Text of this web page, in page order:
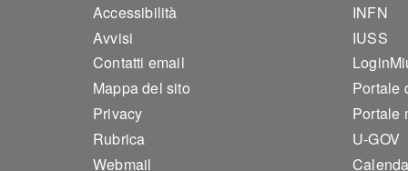
Accessibilità
Avvisi
Contatti email
Mappa del sito
Privacy
Rubrica
Webmail
INFN
IUSS
Portale
Portale
U-GOV